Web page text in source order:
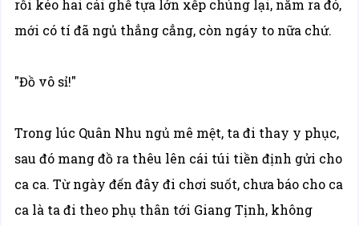
rồi kéo hai cái ghế tựa lớn xếp chúng lại, nằm ra đó,
mới có tí đã ngủ thẳng cẳng, còn ngáy to nữa chứ.
"Đồ vô sỉ!"
Trong lúc Quân Nhu ngủ mê mệt, ta đi thay y phục,
sau đó mang đồ ra thêu lên cái túi tiền định gửi cho
ca ca. Từ ngày đến đây đi chơi suốt, chưa báo cho ca
ca là ta đi theo phụ thân tới Giang Tịnh, không